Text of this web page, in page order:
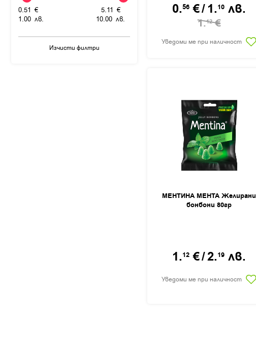
0.51 €
1.00 лв.
5.11 €
10.00 лв.
Изчисти филтри
0.56 €/1.10 лв.
1.12 €
Уведоми ме при наличност
МЕНТИНА МЕНТА Желирани
бонбони 80гр
1.12 €/2.19 лв.
Уведоми ме при наличност